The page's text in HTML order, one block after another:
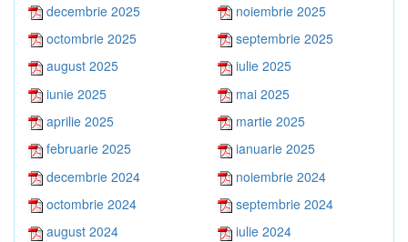
decembrie 2025
noiembrie 2025
octombrie 2025
septembrie 2025
august 2025
iulie 2025
iunie 2025
mai 2025
aprilie 2025
martie 2025
februarie 2025
ianuarie 2025
decembrie 2024
noiembrie 2024
octombrie 2024
septembrie 2024
august 2024
iulie 2024